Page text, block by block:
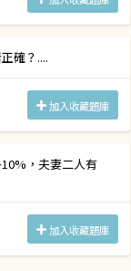
確？....
加入收藏題庫
，夫妻二人有
加入收藏題庫